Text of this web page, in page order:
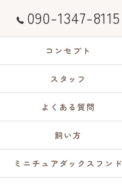
090-1347-8115
コンセプト
スタッフ
よくある質問
飼い方
ミニチュアダックスフンド